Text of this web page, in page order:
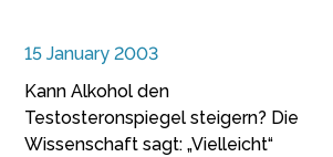
15 January 2003
Kann Alkohol den
Testosteronspiegel steigern? Die
Wissenschaft sagt: „Vielleicht“